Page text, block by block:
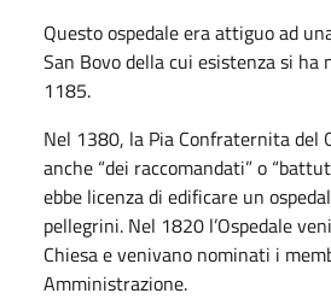
Questo ospedale era attiguo ad
San Bovo della cui esistenza si
1185.
Nel 1380, la Pia Confraternita del
anche “dei raccomandati” o
ebbe licenza di edificare un
pellegrini. Nel 1820 l’Ospedale
Chiesa e venivano nominati i
Amministrazione.